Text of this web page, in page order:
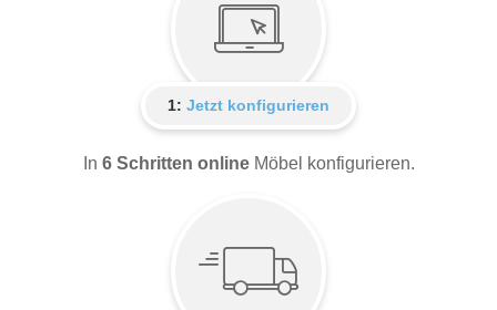
1: Jetzt konfigurieren
In 6 Schritten online Möbel konfigurieren.